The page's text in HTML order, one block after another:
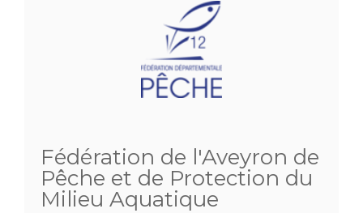
Fédération de l'Aveyron de
Pêche et de Protection du
Milieu Aquatique